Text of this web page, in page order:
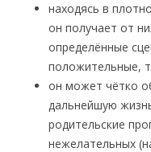
находясь в
он получает от
определённые
положительные,
он может чётко
дальнейшую
родительские
нежелательных